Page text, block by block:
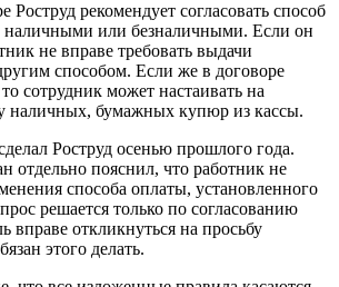
Роструд рекомендует согласовать способ
наличными или безналичными. Если он
не вправе требовать выдачи
способом. Если же в договоре
сотрудник может настаивать на
наличных, бумажных купюр из кассы.
Роструд осенью прошлого года.
отдельно пояснил, что работник не
способа оплаты, установленного
решается только по согласованию
вправе откликнуться на просьбу
этого делать.